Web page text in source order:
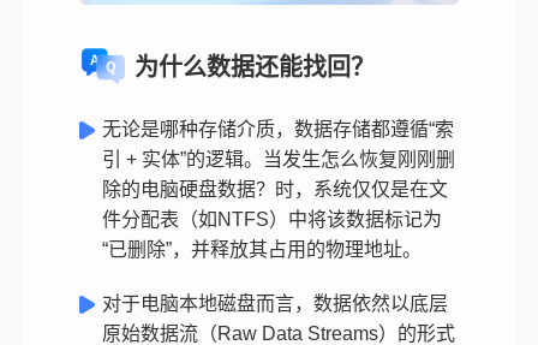
为什么数据还能找回？
无论是哪种存储介质，数据存储都遵循“索
引 + 实体”的逻辑。当发生怎么恢复刚刚删
除的电脑硬盘数据？时，系统仅仅是在文
件分配表（如NTFS）中将该数据标记为
“已删除”，并释放其占用的物理地址。
对于电脑本地磁盘而言，数据依然以底层
原始数据流（Raw Data Streams）的形式